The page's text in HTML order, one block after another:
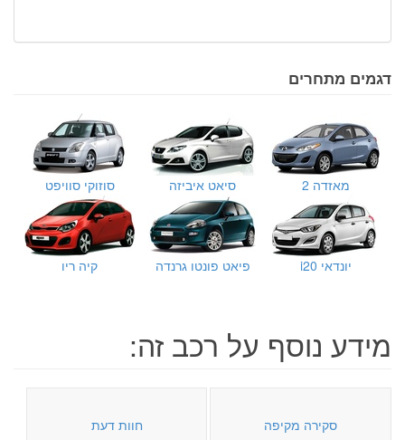
דגמים מתחרים
מאזדה 2 סיאט איביזה סוזוקי סוויפט
יונדאי i20 פיאט פונטו גרנדה קיה ריו
מידע נוסף על רכב זה:
סקירה מקיפה חוות דעת